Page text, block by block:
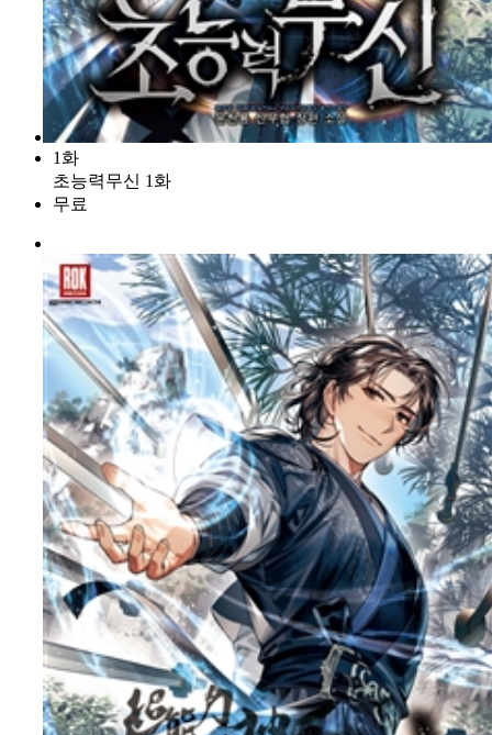
1화
초능력무신 1화
무료